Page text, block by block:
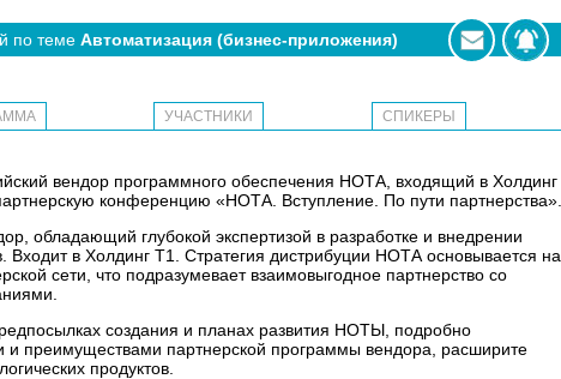
по теме Автоматизация (бизнес-приложения)
УЧАСТНИКИ СПИКЕРЫ
вендор программного обеспечения НОТА, входящий в Холдинг
конференцию «НОТА. Вступление. По пути партнерства».
обладающий глубокой экспертизой в разработке и внедрении
Входит в Холдинг Т1. Стратегия дистрибуции НОТА основывается на
сети, что подразумевает взаимовыгодное партнерство со
создания и планах развития НОТЫ, подробно
и преимуществами партнерской программы вендора, расширите
продуктов.